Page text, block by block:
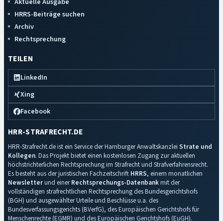
HRRS-Beiträge suchen
Archiv
Rechtsprechung
TEILEN
LinkedIn
Xing
Facebook
HRR-STRAFRECHT.DE
HRR-Strafrecht.de ist ein Service der Hamburger Anwaltskanzlei Strate und
Kollegen. Das Projekt bietet einen kostenlosen Zugang zur aktuellen
höchstrichterlichen Rechtsprechung im Strafrecht und Strafverfahrensrecht.
Es besteht aus der juristischen Fachzeitschrift HRRS, einem monatlichen
Newsletterund einerRechtsprechungs-Datenbankmit der
vollständigen strafrechtlichen Rechtsprechung des Bundesgerichtshofs
(BGH) und ausgewählter Urteile und Beschlüsse u.a. des
Bundesverfassungsgerichts (BVerfG), des Europäischen Gerichtshofs für
Menschenrechte (EGMR) und des Europäischen Gerichtshofs (EuGH).